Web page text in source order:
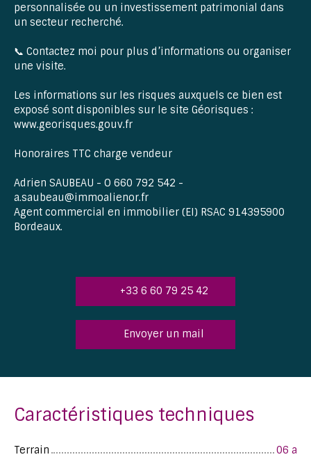
personnalisée ou un investissement patrimonial dans
un secteur recherché.
📞 Contactez moi pour plus d’informations ou organiser
une visite.
Les informations sur les risques auxquels ce bien est
exposé sont disponibles sur le site Géorisques :
www.georisques.gouv.fr
Honoraires TTC charge vendeur
Adrien SAUBEAU - O 660 792 542 -
a.saubeau@immoalienor.fr
Agent commercial en immobilier (EI) RSAC 914395900
Bordeaux.
+33 6 60 79 25 42
Envoyer un mail
Caractéristiques techniques
Terrain
06 a